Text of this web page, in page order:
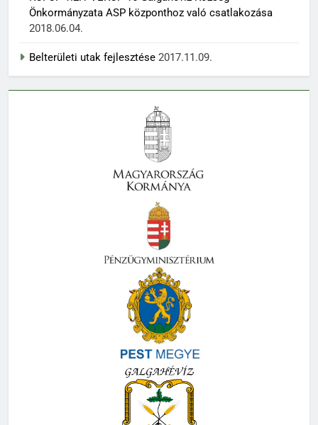
Önkormányzata ASP központhoz való csatlakozása
2018.06.04.
Belterületi utak fejlesztése 2017.11.09.